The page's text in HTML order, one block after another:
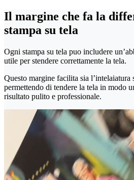
Il margine che fa la
stampa su tela
Ogni stampa su tela puo includere
utile per stendere correttamente la tela.
Questo margine facilita sia l’intelaiatura
permettendo di tendere la tela in modo
risultato pulito e professionale.